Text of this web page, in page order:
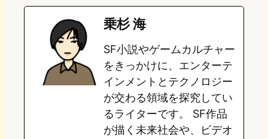
e
t
o
d
o
n
e
s
k
y
e
o
o
k
e
a
乗杉 海
SF小説やゲームカルチャー
をきっかけに、エンターテ
インメントとテクノロジー
が交わる領域を探究してい
るライターです。 SF作品
が描く未来社会や、ビデオ